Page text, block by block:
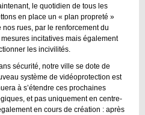
le quotidien de tous les
en place un « plan propreté »
rues, par le renforcement du
incitatives mais également
les incivilités.
sécurité, notre ville se dote de
système de vidéoprotection est
à s’étendre ces prochaines
et pas uniquement en centre-
en cours de création : après